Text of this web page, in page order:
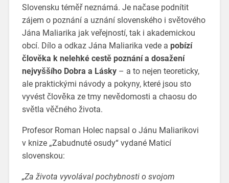
Slovensku téměř neznámá. Je načase podnítit
zájem o poznání a uznání slovenského i světového
Jána Maliarika jak veřejností, tak i akademickou
obcí. Dílo a odkaz Jána Maliarika vede a pobízí
člověka k nelehké cestě poznání a dosažení
nejvyššího Dobra a Lásky– a to nejen teoreticky,
ale praktickými návody a pokyny, které jsou sto
vyvést člověka ze tmy nevědomosti a chaosu do
světla věčného života.
Profesor Roman Holec napsal o Jánu Maliarikovi
v knize „Zabudnuté osudy“ vydané Maticí
slovenskou:
„Za života vyvolával pochybnosti o svojom